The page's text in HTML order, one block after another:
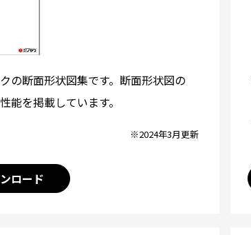
の断面形状図集です。断面形状図の
能を掲載しています。
※2024年3月更新
ロード